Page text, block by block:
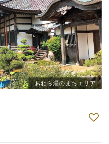
あわら湯のまちエリア